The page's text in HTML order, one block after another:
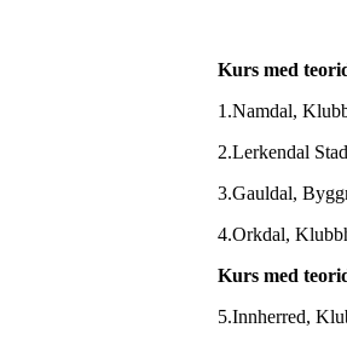
Kurs med
1.Namdal,
2.Lerkendal
3.Gauldal,
4.Orkdal,
Kurs med
5.Innherred,